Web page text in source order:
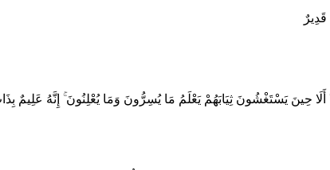
أَلَا حِينَ يَسْتَغْشُونَ ثِيَابَهُمْ يَعْلَمُ مَا يُسِرُّونَ وَمَا يُعْلِنُونَ ۚ إِنَّهُ عَلِيمٌ